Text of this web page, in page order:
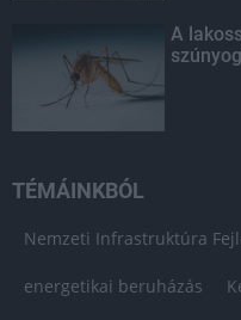
A
TÉMÁINKBÓL
Nemzeti Infrastruktúra
energetikai beruházás